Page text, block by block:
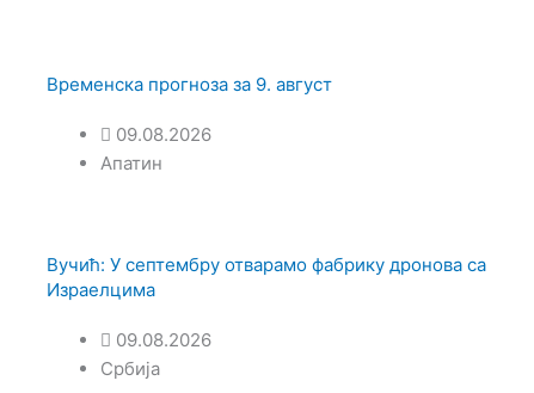
Временска прогноза за 9. август
09.08.2026
Апатин
Вучић: У септембру отварамо фабрику дронова са
Израелцима
09.08.2026
Србија